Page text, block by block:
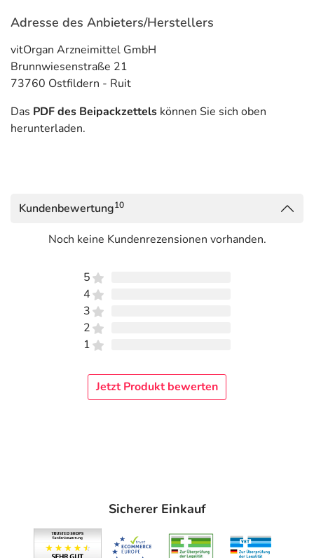
Adresse des Anbieters/Herstellers
vitOrgan Arzneimittel GmbH
Brunnwiesenstraße 21
73760 Ostfildern - Ruit
Das PDF des Beipackzettels können Sie sich oben
herunterladen.
Kundenbewertung10
Noch keine Kundenrezensionen vorhanden.
5
4
3
2
1
Jetzt Produkt bewerten
Sicherer Einkauf